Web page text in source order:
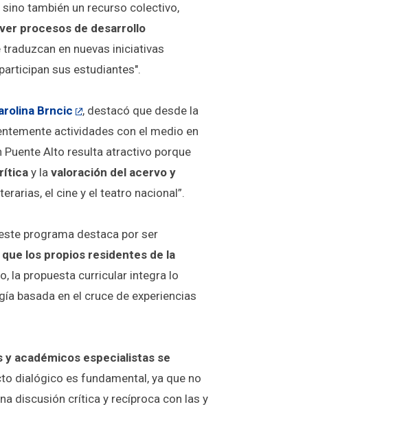
sino también un recurso colectivo,
procesos de desarrollo
en nuevas iniciativas
sus estudiantes".
Brncic
, destacó que desde la
actividades con el medio en
Puente Alto resulta atractivo porque
y la valoración del acervo y
el cine y el teatro nacional”.
programa destaca por ser
los propios residentes de la
la propuesta curricular integra lo
basada en el cruce de experiencias
y académicos especialistas se
dialógico es fundamental, ya que no
discusión crítica y recíproca con las y